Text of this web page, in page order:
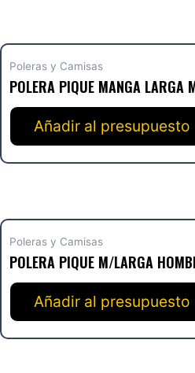
Poleras y Camisas
POLERA PIQUE MANGA LARGA
Añadir al presupuesto
Poleras y Camisas
POLERA PIQUE M/LARGA
Añadir al presupuesto